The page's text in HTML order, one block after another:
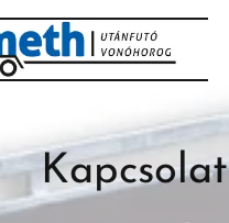
Kapcsolat